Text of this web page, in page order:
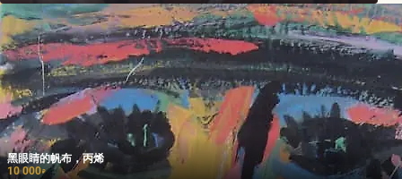
黑眼睛的帆布，丙烯
10 000₽